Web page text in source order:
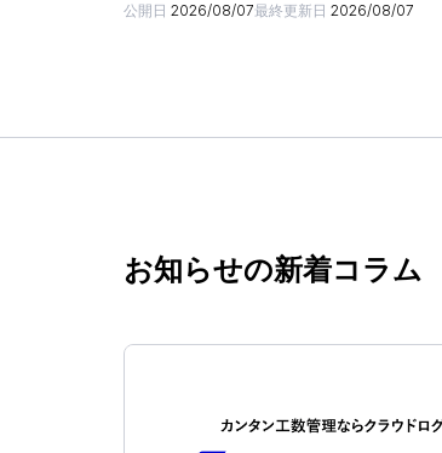
公開日 2026/08/07最終更新日 2026/08/07
お知らせの新着コラム